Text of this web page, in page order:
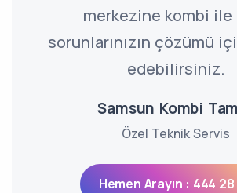
merkezine kombi
sorunlarınızın çözümü
edebilirsiniz.
Samsun Kombi
Özel Teknik Servis
Hemen Arayın : 444